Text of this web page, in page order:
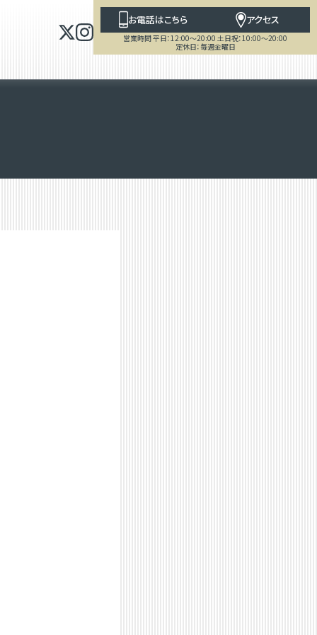
お電話はこちら アクセス
営業時間 平日：12:00～20:00 土日祝：10:00～20:00
定休日：毎週金曜日